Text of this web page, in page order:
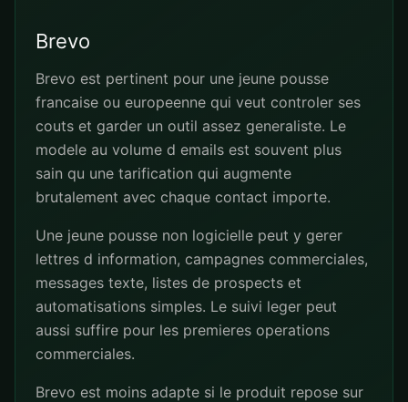
Brevo
Brevo est pertinent pour une jeune pousse
francaise ou europeenne qui veut controler ses
couts et garder un outil assez generaliste. Le
modele au volume d emails est souvent plus
sain qu une tarification qui augmente
brutalement avec chaque contact importe.
Une jeune pousse non logicielle peut y gerer
lettres d information, campagnes commerciales,
messages texte, listes de prospects et
automatisations simples. Le suivi leger peut
aussi suffire pour les premieres operations
commerciales.
Brevo est moins adapte si le produit repose sur